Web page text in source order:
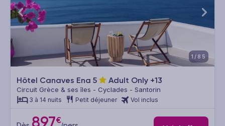
1/85
Hôtel Canaves Ena 5 Adult Only +13
Circuit Grèce & ses îles - Cyclades - Santorin
3 à 14 nuits Petit déjeuner Vol inclus
897€